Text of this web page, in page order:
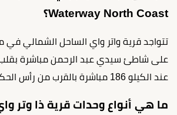
Waterway North Coast؟
تتواجد قرية واتر واي الساحل الشمالي في
على شاطئ سيدي عبد الرحمن مباشرة
عند الكيلو 186 مباشرة بالقرب من رأس الحكمة.
ما هي أنواع وحدات قرية ذا وتر